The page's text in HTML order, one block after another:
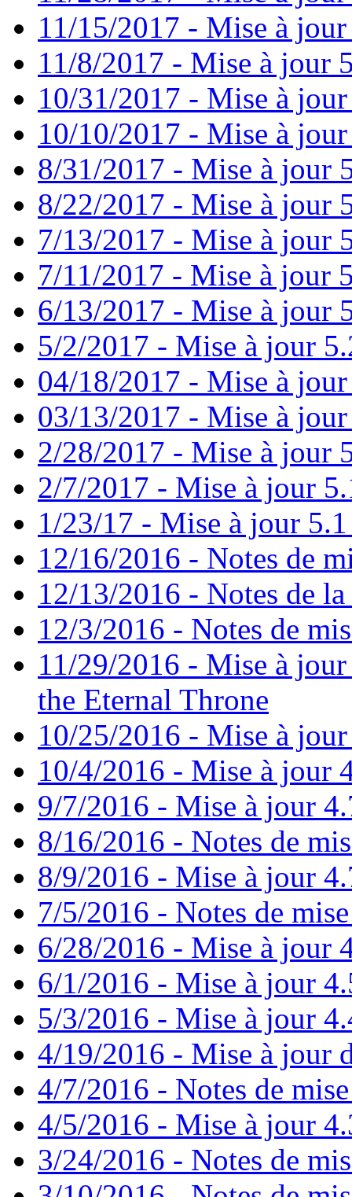
11/15/2017 - Mise à
11/8/2017 - Mise à jour
10/31/2017 - Mise à
10/10/2017 - Mise à
8/31/2017 - Mise à jour
8/22/2017 - Mise à jour
7/13/2017 - Mise à jour
7/11/2017 - Mise à jour
6/13/2017 - Mise à jour
5/2/2017 - Mise à jour
04/18/2017 - Mise à
03/13/2017 - Mise à
2/28/2017 - Mise à jour
2/7/2017 - Mise à jour
1/23/17 - Mise à jour
12/16/2016 - Notes de
12/13/2016 - Notes de
12/3/2016 - Notes de
11/29/2016 - Mise à
the Eternal Throne
10/25/2016 - Mise à
10/4/2016 - Mise à jour
9/7/2016 - Mise à jour
8/16/2016 - Notes de
8/9/2016 - Mise à jour
7/5/2016 - Notes de
6/28/2016 - Mise à jour
6/1/2016 - Mise à jour
5/3/2016 - Mise à jour
4/19/2016 - Mise à jour
4/7/2016 - Notes de
4/5/2016 - Mise à jour
3/24/2016 - Notes de